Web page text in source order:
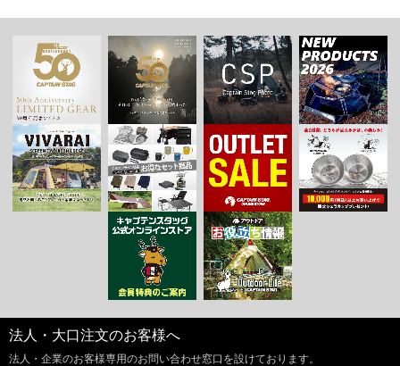
法人・大口注文のお客様へ
法人・企業のお客様専用のお問い合わせ窓口を設けております。